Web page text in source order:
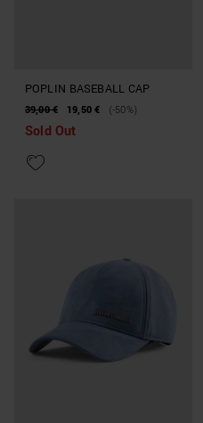
POPLIN BASEBALL CAP
39,00 € 19,50 € (-50%)
Sold Out